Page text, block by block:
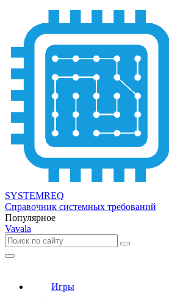
SYSTEMREQ
Справочник системных требований
Популярное
Vavala
Игры